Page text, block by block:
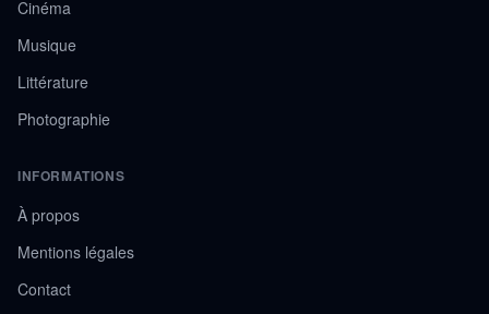
Cinéma
Musique
Littérature
Photographie
INFORMATIONS
À propos
Mentions légales
Contact